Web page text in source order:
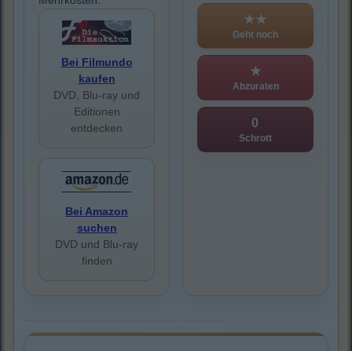
Bei Filmundo
kaufen
DVD, Blu-ray und
Editionen
entdecken
Bei Amazon
suchen
DVD und Blu-ray
finden
★★
Geht noch
★
Abzuraten
0
Schrott